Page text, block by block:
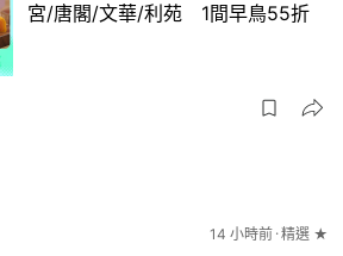
宮/唐閣/文華/利苑 1間早鳥55折
14 小時前 精選 ★